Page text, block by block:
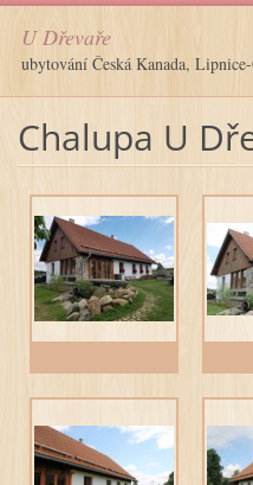
U Dřevaře
ubytování Česká Kanada,
Chalupa U